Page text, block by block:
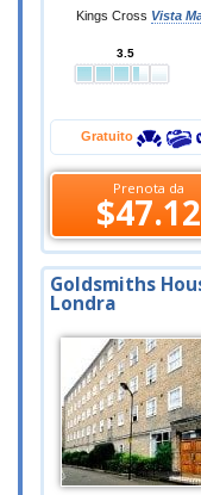
Kings Cross Vista
3.5
Gratuito
Prenota da
$47.12
Goldsmiths
Londra